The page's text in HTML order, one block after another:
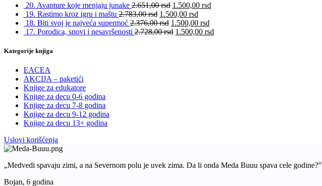
20. Avanture koje menjaju junake 2.651,00rsd 1.500,00 rsd
19. Rastimo kroz igru i maštu 2.783,00rsd 1.500,00 rsd
18. Biti svoj je najveća supermoć 2.376,00rsd 1.500,00 rsd
17. Porodica, snovi i nesavršenosti 2.728,00rsd 1.500,00 rsd
Kategorije knjiga
EACEA
AKCIJA – paketići
Knjige za edukatore
Knjige za decu 0-6 godina
Knjige za decu 7-8 godina
Knjige za decu 9-12 godina
Knjige za decu 13+ godina
Uslovi korišćenja
„Medvedi spavaju zimi, a na Severnom polu je uvek zima. Da li onda Meda Buuu spava cele godine?”
Bojan, 6 godina